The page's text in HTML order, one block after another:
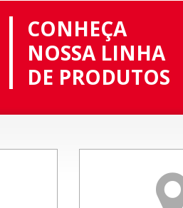
CONHEÇA
NOSSA LINHA
DE PRODUTOS